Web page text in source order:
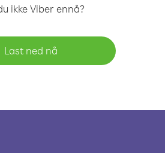
ikke Viber ennå?
Last ned nå